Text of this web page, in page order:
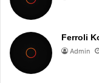
Ferroli
Admin